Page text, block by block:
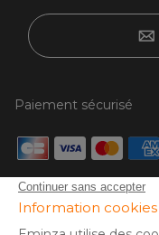
Paiement sécurisé
Carte bancaire,
à partir de 50€,